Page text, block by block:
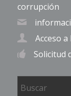
corrupción
Acceso
Solicitud